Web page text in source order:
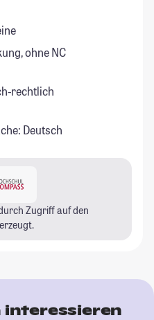
ohne NC
rechtlich
Deutsch
Zugriff auf den
interessieren